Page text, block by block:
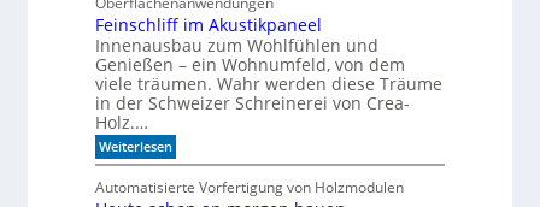
N
C
-
T
e
c
h
i
k
f
e
r
t
i
g
u
g
a
f
Feinschliff im Akustikpaneel
Innenausbau zum Wohlfühlen und
Genießen – ein Wohnumfeld, von dem
viele träumen. Wahr werden diese Träume
in der Schweizer Schreinerei von Crea-
Holz.…
Weiterlesen:
F
i
Automatisierte Vorfertigung von Holzmodulen